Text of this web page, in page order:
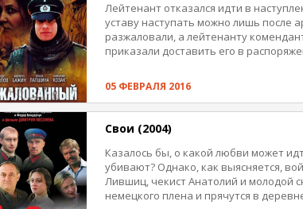
Лейтенант отказался идти в
уставу наступать можно лишь после
разжаловали, а лейтенанту
приказали доставить его в
медсанбатом. Вскоре сюда же из леса
придется конвою и конвоируемому
госпиталь от врага.
05 ФЕВРАЛЯ 2016
Свои (2004)
Казалось бы, о какой любви может
убивают? Однако, как выясняется,
Лившиц, чекист Анатолий и молодой
немецкого плена и прячутся в